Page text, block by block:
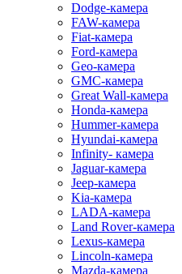
Dodge-камера
FAW-камера
Fiat-камера
Ford-камера
Geo-камера
GMC-камера
Great Wall-камера
Honda-камера
Hummer-камера
Hyundai-камера
Infinity- камера
Jaguar-камера
Jeep-камера
Kia-камера
LADA-камера
Land Rover-камера
Lexus-камера
Lincoln-камера
Mazda-камера